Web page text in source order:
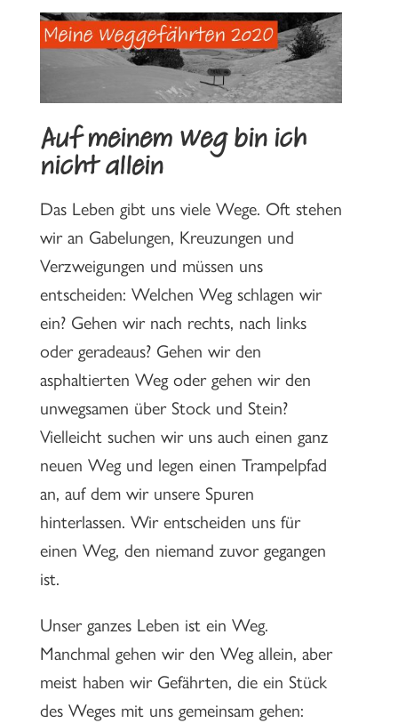
Auf meinem Weg bin ich
nicht allein
Das Leben gibt uns viele Wege. Oft stehen
wir an Gabelungen, Kreuzungen und
Verzweigungen und müssen uns
entscheiden: Welchen Weg schlagen wir
ein? Gehen wir nach rechts, nach links
oder geradeaus? Gehen wir den
asphaltierten Weg oder gehen wir den
unwegsamen über Stock und Stein?
Vielleicht suchen wir uns auch einen ganz
neuen Weg und legen einen Trampelpfad
an, auf dem wir unsere Spuren
hinterlassen. Wir entscheiden uns für
einen Weg, den niemand zuvor gegangen
ist.
Unser ganzes Leben ist ein Weg.
Manchmal gehen wir den Weg allein, aber
meist haben wir Gefährten, die ein Stück
des Weges mit uns gemeinsam gehen: